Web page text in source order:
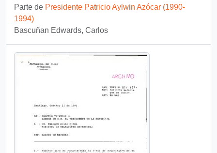
Parte de Presidente Patricio Aylwin Azócar (1990-
1994)
Bascuñan Edwards, Carlos